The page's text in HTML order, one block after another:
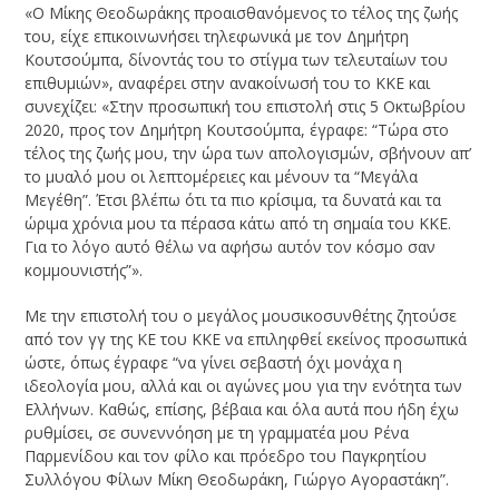
«Ο Μίκης Θεοδωράκης προαισθανόμενος το τέλος της ζωής
του, είχε επικοινωνήσει τηλεφωνικά με τον Δημήτρη
Κουτσούμπα, δίνοντάς του το στίγμα των τελευταίων του
επιθυμιών», αναφέρει στην ανακοίνωσή του το ΚΚΕ και
συνεχίζει: «Στην προσωπική του επιστολή στις 5 Οκτωβρίου
2020, προς τον Δημήτρη Κουτσούμπα, έγραφε: “Τώρα στο
τέλος της ζωής μου, την ώρα των απολογισμών, σβήνουν απ’
το μυαλό μου οι λεπτομέρειες και μένουν τα “Μεγάλα
Μεγέθη”. Έτσι βλέπω ότι τα πιο κρίσιμα, τα δυνατά και τα
ώριμα χρόνια μου τα πέρασα κάτω από τη σημαία του ΚΚΕ.
Για το λόγο αυτό θέλω να αφήσω αυτόν τον κόσμο σαν
κομμουνιστής”».
Με την επιστολή του ο μεγάλος μουσικοσυνθέτης ζητούσε
από τον γγ της ΚΕ του ΚΚΕ να επιληφθεί εκείνος προσωπικά
ώστε, όπως έγραφε “να γίνει σεβαστή όχι μονάχα η
ιδεολογία μου, αλλά και οι αγώνες μου για την ενότητα των
Ελλήνων. Καθώς, επίσης, βέβαια και όλα αυτά που ήδη έχω
ρυθμίσει, σε συνεννόηση με τη γραμματέα μου Ρένα
Παρμενίδου και τον φίλο και πρόεδρο του Παγκρητίου
Συλλόγου Φίλων Μίκη Θεοδωράκη, Γιώργο Αγοραστάκη”.